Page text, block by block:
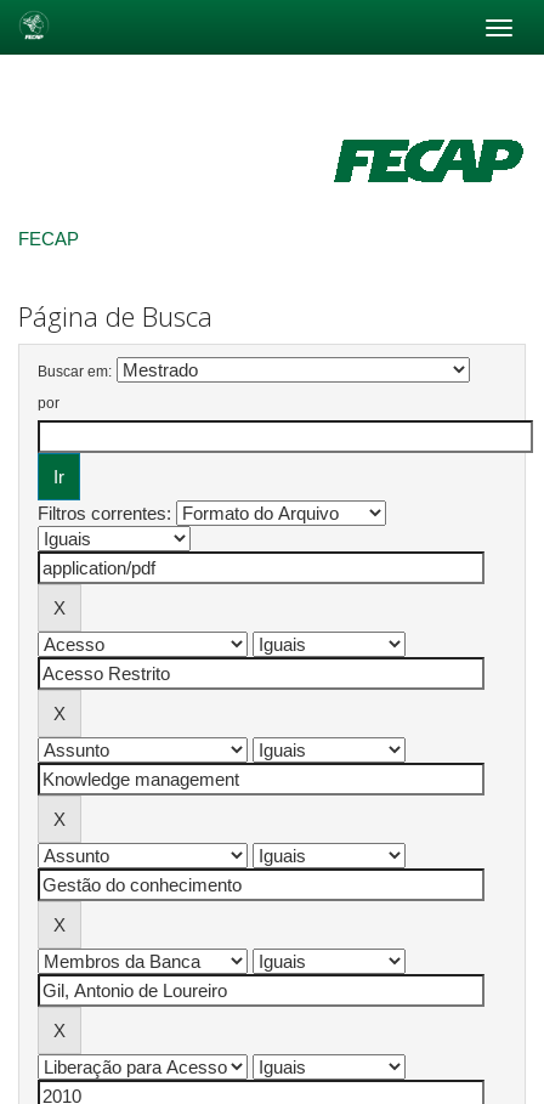
FECAP
Página de Busca
Buscar em:
por
Filtros correntes: